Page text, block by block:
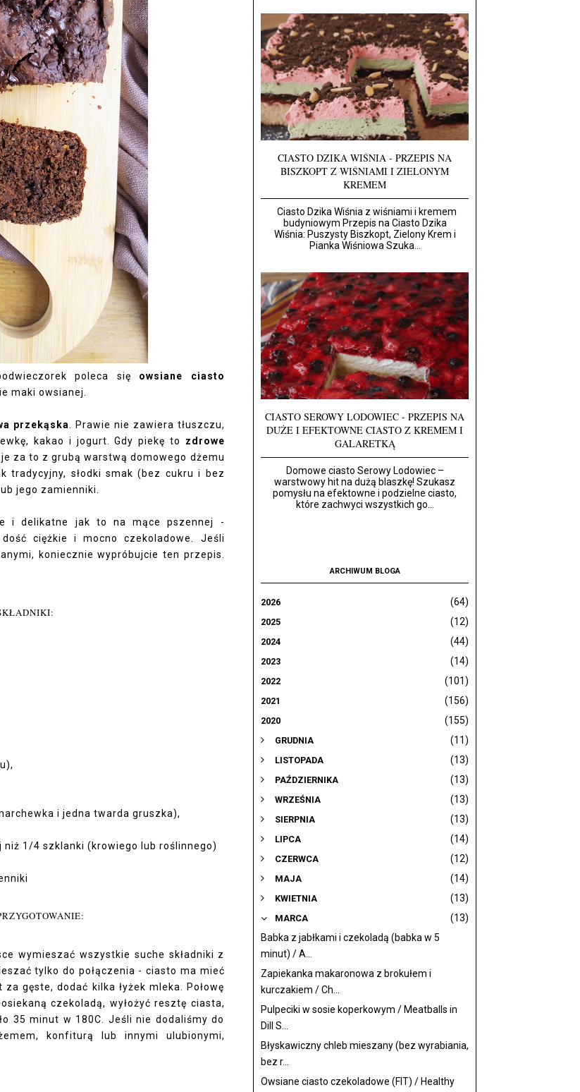
poleca się owsiane ciasto
maki owsianej.
przekąska
. Prawie nie zawiera tłuszczu,
kakao i jogurt. Gdy piekę to zdrowe
za to z grubą warstwą domowego dżemu
tradycyjny, słodki smak (bez cukru i bez
jego zamienniki.
i delikatne jak to na mące pszennej -
ciężkie i mocno czekoladowe. Jeśli
koniecznie wypróbujcie ten przepis.
i jedna twarda gruszka),
niż 1/4 szklanki (krowiego lub roślinnego)
wymieszać wszystkie suche składniki z
tylko do połączenia - ciasto ma mieć
gęste, dodać kilka łyżek mleka. Połowę
czekoladą, wyłożyć resztę ciasta,
35 minut w 180C. Jeśli nie dodaliśmy do
konfiturą lub innymi ulubionymi,
CIASTO DZIKA WIŚNIA - PRZEPIS NA
BISZKOPT Z WIŚNIAMI I ZIELONYM
KREMEM
Ciasto Dzika Wiśnia z wiśniami i kremem
budyniowym Przepis na Ciasto Dzika
Wiśnia: Puszysty Biszkopt, Zielony Krem i
Pianka Wiśniowa Szuka...
CIASTO SEROWY LODOWIEC - PRZEPIS NA
DUŻE I EFEKTOWNE CIASTO Z KREMEM I
GALARETKĄ
Domowe ciasto Serowy Lodowiec –
warstwowy hit na dużą blaszkę! Szukasz
pomysłu na efektowne i podzielne ciasto,
które zachwyci wszystkich go...
ARCHIWUM BLOGA
2026 (64)
2025 (12)
2024 (44)
2023 (14)
2022 (101)
2021 (156)
2020 (155)
GRUDNIA (11)
LISTOPADA (13)
PAŹDZIERNIKA (13)
WRZEŚNIA (13)
SIERPNIA (13)
LIPCA (14)
CZERWCA (12)
MAJA (14)
KWIETNIA (13)
MARCA
(13)
Babka z jabłkami i czekoladą (babka w 5
minut) / A...
Zapiekanka makaronowa z brokułem i
kurczakiem / Ch...
Pulpeciki w sosie koperkowym / Meatballs in
Dill S...
Błyskawiczny chleb mieszany (bez wyrabiania,
bez r...
Owsiane ciasto czekoladowe (FIT) / Healthy